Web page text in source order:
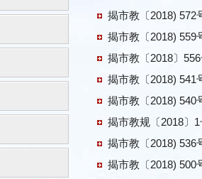
揭市教〔2018) 572
揭市教〔2018) 559
揭市教〔2018〕
揭市教〔2018) 541
揭市教〔2018) 540
揭市教规〔2018〕
揭市教〔2018) 536
揭市教〔2018) 500